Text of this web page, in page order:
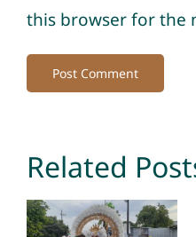
this browser for the
Related